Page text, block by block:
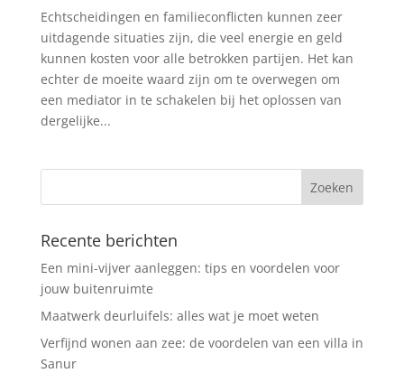
Echtscheidingen en familieconflicten kunnen zeer
uitdagende situaties zijn, die veel energie en geld
kunnen kosten voor alle betrokken partijen. Het kan
echter de moeite waard zijn om te overwegen om
een mediator in te schakelen bij het oplossen van
dergelijke...
Recente berichten
Een mini-vijver aanleggen: tips en voordelen voor
jouw buitenruimte
Maatwerk deurluifels: alles wat je moet weten
Verfijnd wonen aan zee: de voordelen van een villa in
Sanur